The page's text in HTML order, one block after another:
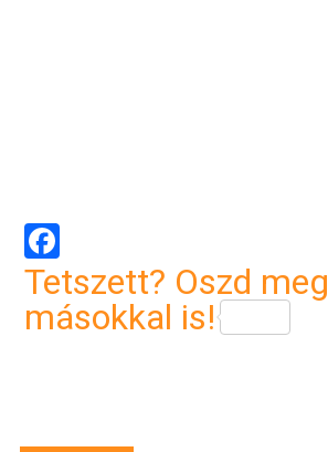
Facebook
Tetszett? Oszd meg
másokkal is!